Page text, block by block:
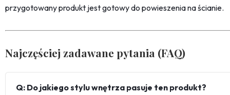
przygotowany produkt jest gotowy do powieszenia na ścianie.
Najczęściej zadawane pytania (FAQ)
Q: Do jakiego stylu wnętrza pasuje ten produkt?